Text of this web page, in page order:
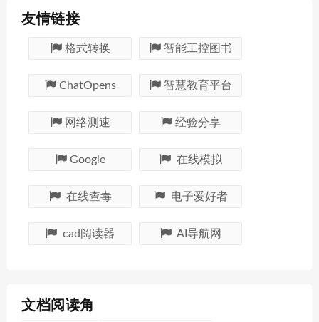
友情链接
格式转换 智能工控图书
ChatOpens 智慧教育平台
网络测速 经验分享
Google 在线模拟
在线查毒 电子爱好者
cad阅读器 AI导航网
文档阅读角